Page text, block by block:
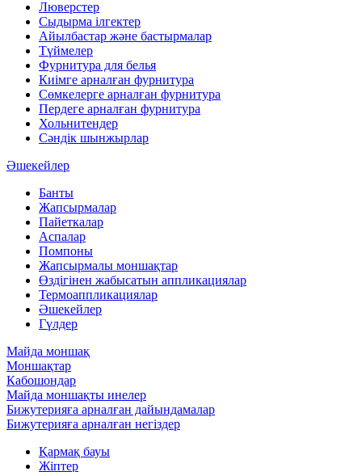
Люверстер
Сыдырма ілгектер
Айылбастар және бастырмалар
Түймелер
Фурнитура для белья
Киімге арналған фурнитура
Сөмкелерге арналған фурнитура
Пердеге арналған фурнитура
Хольнитендер
Сәндік шынжырлар
Әшекейлер
Банты
Жапсырмалар
Пайеткалар
Аспалар
Помпоны
Жапсырмалы моншақтар
Өздігінен жабысатын аппликациялар
Термоаппликациялар
Әшекейлер
Гүлдер
Майда моншақ
Моншақтар
Кабошондар
Майда моншақты инелер
Бижутерияға арналған дайындамалар
Бижутерияға арналған негіздер
Қармақ бауы
Жіптер